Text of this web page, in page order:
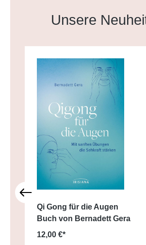
Produktgalerie überspringen
Unsere
Qi Gong für die Augen
Buch von Bernadett Gera
12,00 €*